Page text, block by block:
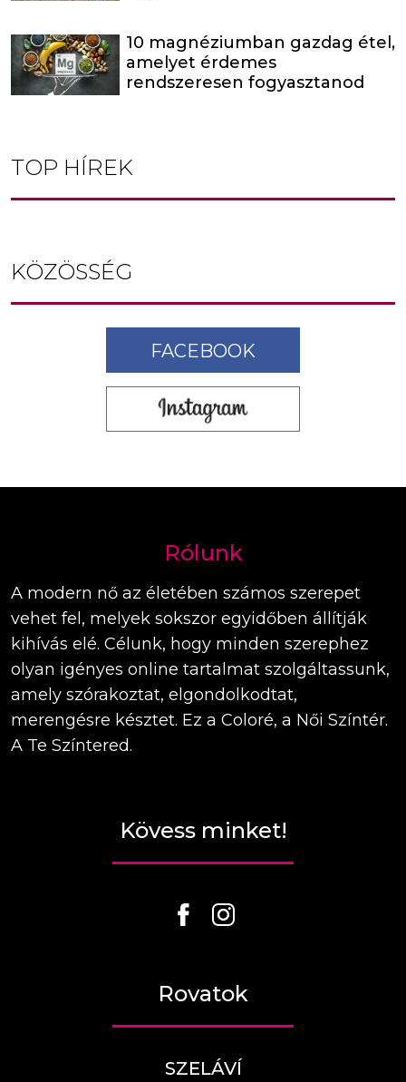
10 magnéziumban gazdag étel,
amelyet érdemes
rendszeresen fogyasztanod
TOP HÍREK
KÖZÖSSÉG
FACEBOOK
Rólunk
A modern nő az életében számos szerepet
vehet fel, melyek sokszor egyidőben állítják
kihívás elé. Célunk, hogy minden szerephez
olyan igényes online tartalmat szolgáltassunk,
amely szórakoztat, elgondolkodtat,
merengésre késztet. Ez a Coloré, a Női Színtér.
A Te Színtered.
Kövess minket!
Rovatok
SZELÁVÍ